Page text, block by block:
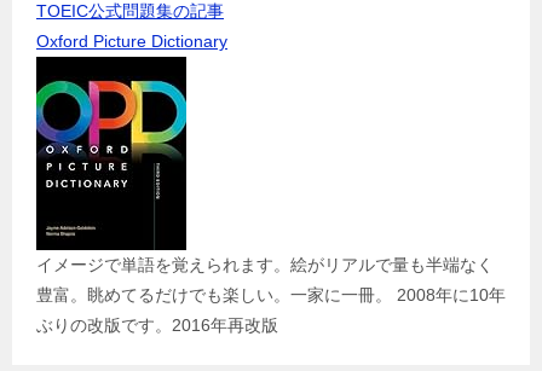
TOEIC公式問題集の記事
Oxford Picture Dictionary
イメージで単語を覚えられます。絵がリアルで量も半端なく
豊富。眺めてるだけでも楽しい。一家に一冊。 2008年に10年
ぶりの改版です。2016年再改版